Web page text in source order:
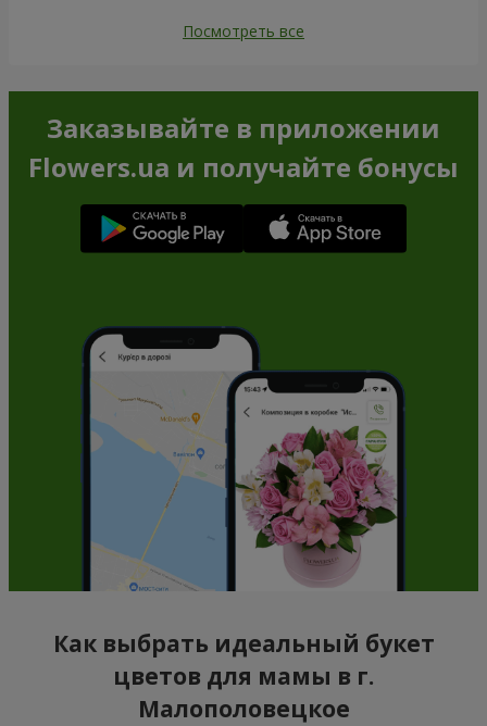
Посмотреть все
Заказывайте в приложении
Flowers.ua и получайте бонусы
Как выбрать идеальный букет
цветов для мамы в г.
Малополовецкое